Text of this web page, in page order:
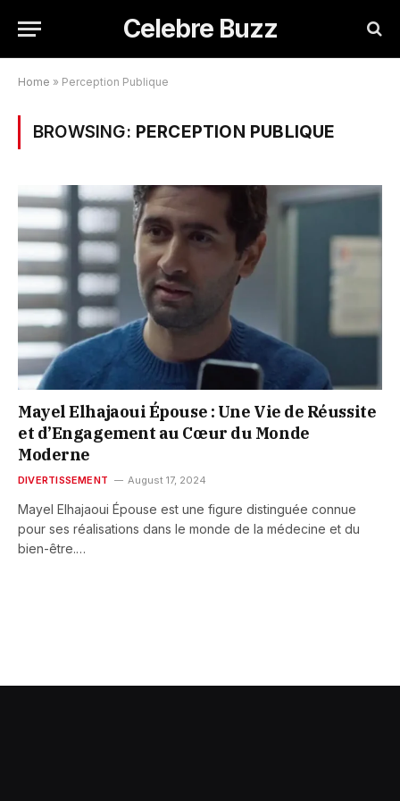
Celebre Buzz
Home » Perception Publique
BROWSING: PERCEPTION PUBLIQUE
Mayel Elhajaoui Épouse : Une Vie de Réussite
et d’Engagement au Cœur du Monde
Moderne
DIVERTISSEMENT August 17, 2024
Mayel Elhajaoui Épouse est une figure distinguée connue
pour ses réalisations dans le monde de la médecine et du
bien-être.…